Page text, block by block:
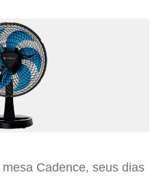
Cadence, seus dias